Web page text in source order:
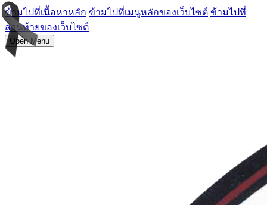
ข้ามไปที่เนื้อหาหลัก ข้ามไปที่เมนูหลักของเว็บไซต์ ข้ามไปที่
ส่วนท้ายของเว็บไซต์
Open Menu